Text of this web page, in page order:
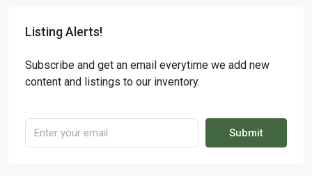
Listing Alerts!
Subscribe and get an email everytime we add new
content and listings to our inventory.
Submit